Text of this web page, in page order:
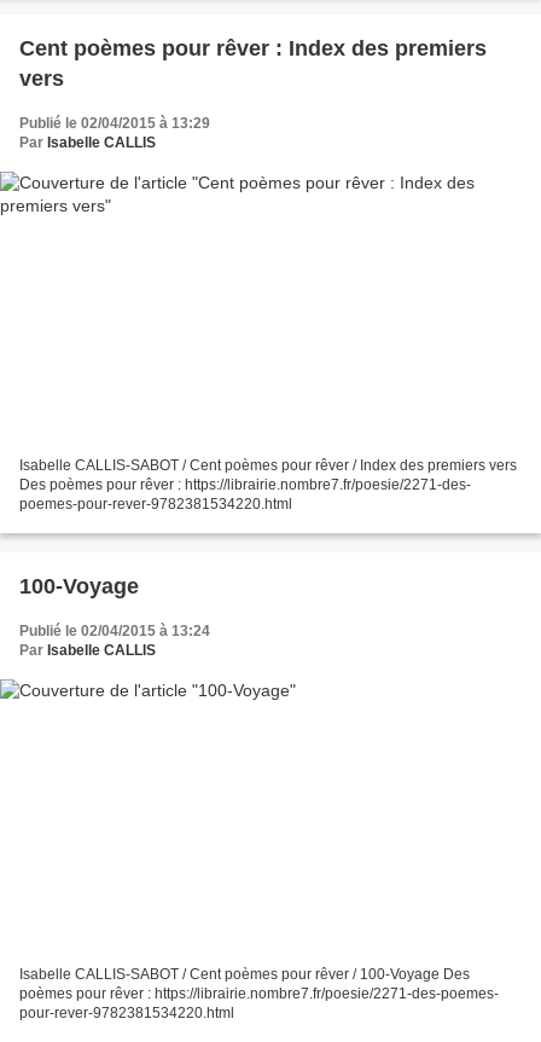
Cent poèmes pour rêver : Index des premiers
vers
Publié le 02/04/2015 à 13:29
Par Isabelle CALLIS
Isabelle CALLIS-SABOT / Cent poèmes pour rêver / Index des premiers vers
Des poèmes pour rêver : https://librairie.nombre7.fr/poesie/2271-des-
poemes-pour-rever-9782381534220.html
100-Voyage
Publié le 02/04/2015 à 13:24
Par Isabelle CALLIS
Isabelle CALLIS-SABOT / Cent poèmes pour rêver / 100-Voyage Des
poèmes pour rêver : https://librairie.nombre7.fr/poesie/2271-des-poemes-
pour-rever-9782381534220.html